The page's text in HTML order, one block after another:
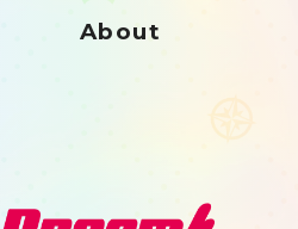
About